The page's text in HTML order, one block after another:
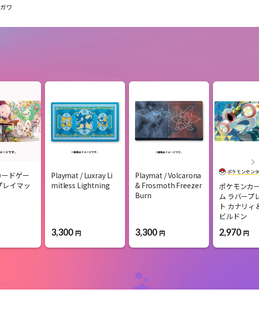
ワ
ドゲー
レイマッ
Playmat / Luxray Li
mitless Lightning
3,300 円
Playmat / Volcarona
& Frosmoth Freezer
Burn
3,300 円
ポケモンカ
ム ラバープ
ト カナリィ
ビルドン
2,970 円